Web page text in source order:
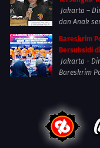
Jakarta –
dan Anak
Bareskrim
Bersubsidi
Jakarta -
Bareskrim